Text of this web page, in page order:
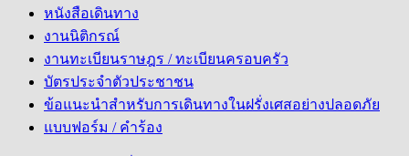
หนังสือเดินทาง
งานนิติกรณ์
งานทะเบียนราษฎร / ทะเบียนครอบครัว
บัตรประจำตัวประชาชน
ข้อแนะนำสำหรับการเดินทางในฝรั่งเศสอย่างปลอดภัย
แบบฟอร์ม / คำร้อง